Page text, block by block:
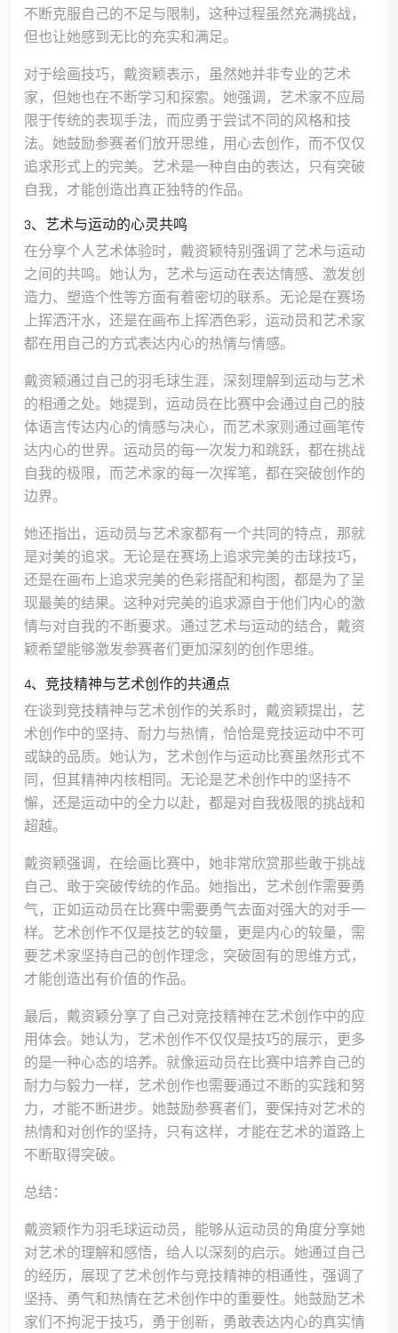
不断克服自己的不足与限制，这种过程虽然充满挑战，
但也让她感到无比的充实和满足。
对于绘画技巧，戴资颖表示，虽然她并非专业的艺术
家，但她也在不断学习和探索。她强调，艺术家不应局
限于传统的表现手法，而应勇于尝试不同的风格和技
法。她鼓励参赛者们放开思维，用心去创作，而不仅仅
追求形式上的完美。艺术是一种自由的表达，只有突破
自我，才能创造出真正独特的作品。
3、艺术与运动的心灵共鸣
在分享个人艺术体验时，戴资颖特别强调了艺术与运动
之间的共鸣。她认为，艺术与运动在表达情感、激发创
造力、塑造个性等方面有着密切的联系。无论是在赛场
上挥洒汗水，还是在画布上挥洒色彩，运动员和艺术家
都在用自己的方式表达内心的热情与情感。
戴资颖通过自己的羽毛球生涯，深刻理解到运动与艺术
的相通之处。她提到，运动员在比赛中会通过自己的肢
体语言传达内心的情感与决心，而艺术家则通过画笔传
达内心的世界。运动员的每一次发力和跳跃，都在挑战
自我的极限，而艺术家的每一次挥笔，都在突破创作的
边界。
她还指出，运动员与艺术家都有一个共同的特点，那就
是对美的追求。无论是在赛场上追求完美的击球技巧，
还是在画布上追求完美的色彩搭配和构图，都是为了呈
现最美的结果。这种对完美的追求源自于他们内心的激
情与对自我的不断要求。通过艺术与运动的结合，戴资
颖希望能够激发参赛者们更加深刻的创作思维。
4、竞技精神与艺术创作的共通点
在谈到竞技精神与艺术创作的关系时，戴资颖提出，艺
术创作中的坚持、耐力与热情，恰恰是竞技运动中不可
或缺的品质。她认为，艺术创作与运动比赛虽然形式不
同，但其精神内核相同。无论是艺术创作中的坚持不
懈，还是运动中的全力以赴，都是对自我极限的挑战和
超越。
戴资颖强调，在绘画比赛中，她非常欣赏那些敢于挑战
自己、敢于突破传统的作品。她指出，艺术创作需要勇
气，正如运动员在比赛中需要勇气去面对强大的对手一
样。艺术创作不仅是技艺的较量，更是内心的较量，需
要艺术家坚持自己的创作理念，突破固有的思维方式，
才能创造出有价值的作品。
最后，戴资颖分享了自己对竞技精神在艺术创作中的应
用体会。她认为，艺术创作不仅仅是技巧的展示，更多
的是一种心态的培养。就像运动员在比赛中培养自己的
耐力与毅力一样，艺术创作也需要通过不断的实践和努
力，才能不断进步。她鼓励参赛者们，要保持对艺术的
热情和对创作的坚持，只有这样，才能在艺术的道路上
不断取得突破。
总结：
戴资颖作为羽毛球运动员，能够从运动员的角度分享她
对艺术的理解和感悟，给人以深刻的启示。她通过自己
的经历，展现了艺术创作与竞技精神的相通性，强调了
坚持、勇气和热情在艺术创作中的重要性。她鼓励艺术
家们不拘泥于技巧，勇于创新，勇敢表达内心的真实情